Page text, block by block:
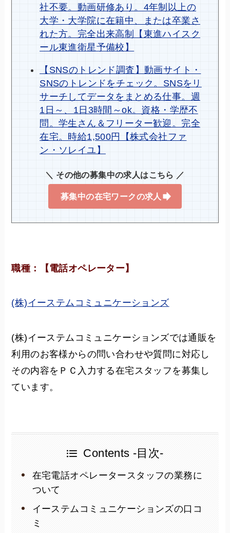
社不要。動画研修あり。4年制以上の
大学・大学院に在籍中、または卒業さ
れた方。完全出来高制【東進ハイスク
ール東進衛星予備校】
【SNSのトレンド調査】動画サイト・
SNSのトレンドをチェック。SNSをリ
サーチしてデータをまとめる仕事。週
1日～、1日3時間～ok。資格・学歴不
問。学生さん＆フリーター歓迎。完全
在宅。時給1,500円【株式会社ファ
ン・ソレイユ】
＼ その他の募集中の求人はこちら ／
募集中の在宅ワークの求人
職種：【電話オペレーター】
(株)イーステムコミュニケーションズ
(株)イーステムコミュニケーションズでは通販を
利用のお客様からの問い合わせや質問に対応し
その内容をＰＣ入力する在宅スタッフを募集し
ています。
Contents -目次-
在宅電話オペレータースタッフの業務に
ついて
イーステムコミュニケーションズの口コ
ミ